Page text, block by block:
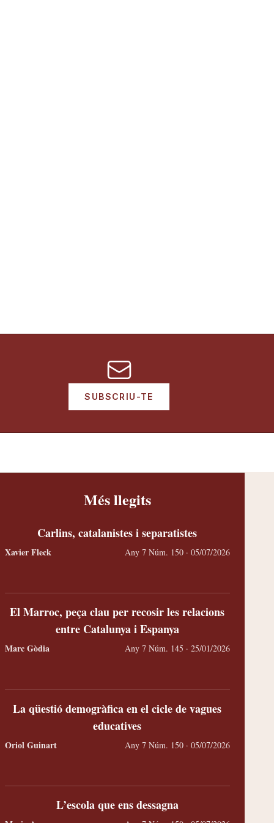
SUBSCRIU-TE
El marc mental d’un nacionalista
Més llegits
Carlins, catalanistes i separatistes
Xavier Fleck Any 7 Núm. 150 · 05/07/2026
El Marroc, peça clau per recosir les relacions
entre Catalunya i Espanya
Marc Gòdia Any 7 Núm. 145 · 25/01/2026
La qüestió demogràfica en el cicle de vagues
educatives
Oriol Guinart Any 7 Núm. 150 · 05/07/2026
L’escola que ens dessagna